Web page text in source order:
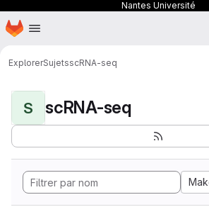
Nantes Université
Passer au contenu principal
Page d'accueil
ExplorerSujetsscRNA-seq
S scRNA-seq